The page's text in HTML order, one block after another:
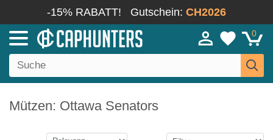
-15% RABATT! Gutschein: CH2026
0
Mützen: Ottawa Senators